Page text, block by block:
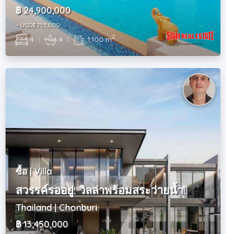
฿ 24,900,000
~ USD$ 755,000
4 | 4 | 1,100 m2
ซื้อ | Villa
สวรรค์รออยู่: วิลล่าพร้อมสระว่ายน้ำ!
Thailand | Chonburi
฿ 13,450,000